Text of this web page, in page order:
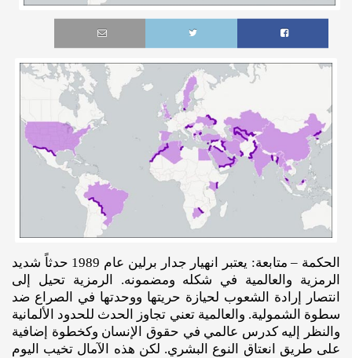
الحكمة – متابعة: يعتبر انهيار جدار برلين عام 1989 حدثاً شديد
الرمزية والعالمية في شكله ومضمونه. الرمزية تحيل إلى
انتصار إرادة الشعوب لحيازة حريتها ووحدتها في الصراع ضد
سطوة الشمولية. والعالمية تعني تجاوز الحدث للحدود الألمانية
والنظر إليه كدرس عالمي في حقوق الإنسان وكخطوة إضافية
على طريق انعتاق النوع البشري. لكن هذه الآمال تخيب اليوم